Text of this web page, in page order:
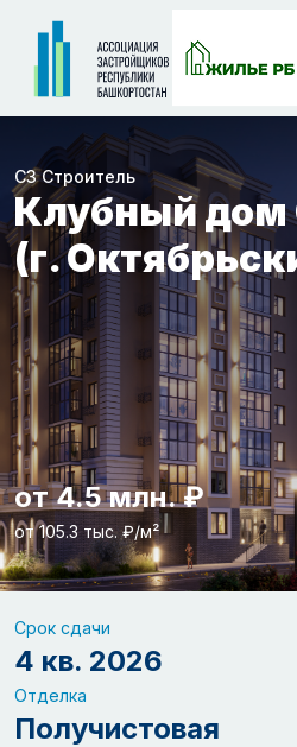
СЗ Строитель
Клубный
(г.
от 4.5 млн. ₽
от 105.3 тыс. ₽/м²
Срок сдачи
4 кв. 2026
Отделка
Получистовая